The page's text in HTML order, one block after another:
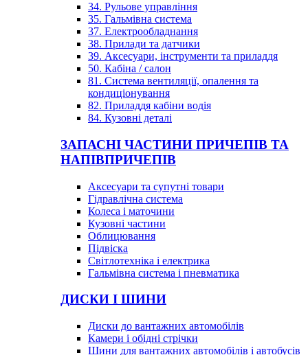
34. Рульове управління
35. Гальмівна система
37. Електрообладнання
38. Прилади та датчики
39. Аксесуари, інструменти та приладдя
50. Кабіна / салон
81. Система вентиляції, опалення та
кондиціонування
82. Приладдя кабіни водія
84. Кузовні деталі
ЗАПАСНІ ЧАСТИНИ ПРИЧЕПІВ ТА
НАПІВПРИЧЕПІВ
Аксесуари та супутні товари
Гідравлічна система
Колеса і маточини
Кузовні частини
Облицювання
Підвіска
Світлотехніка і електрика
Гальмівна система і пневматика
ДИСКИ І ШИНИ
Диски до вантажних автомобілів
Камери і обідні стрічки
Шини для вантажних автомобілів і автобусів